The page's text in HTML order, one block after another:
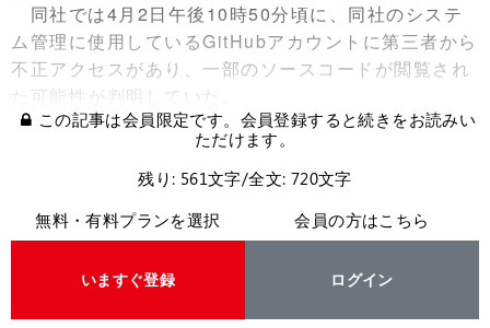
同社では4月2日午後10時50分頃に、同社のシステ
ム管理に使用しているGitHubアカウントに第三者から
不正アクセスがあり、一部のソースコードが閲覧され
た可能性が判明していた。
この記事は会員限定です。会員登録すると続きをお読みい
ただけます。
残り: 561文字/全文: 720文字
無料・有料プランを選択
いますぐ登録
会員の方はこちら
ログイン